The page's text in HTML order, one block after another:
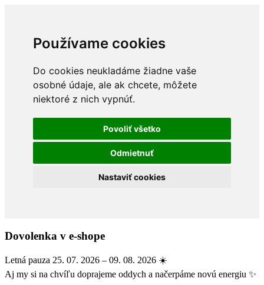
Používame cookies
Do cookies neukladáme žiadne vaše
osobné údaje, ale ak chcete, môžete
niektoré z nich vypnúť.
Povoliť všetko
Odmietnuť
Nastaviť cookies
Dovolenka v e-shope
Letná pauza 25. 07. 2026 – 09. 08. 2026 ☀️
Aj my si na chvíľu doprajeme oddych a načerpáme novú energiu ✨